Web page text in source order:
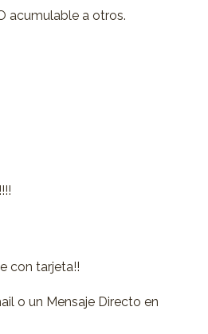
acumulable a otros.
con tarjeta!!
o un Mensaje Directo en